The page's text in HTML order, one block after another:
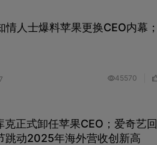
人士爆料苹果更换CEO内幕；
45570
正式卸任苹果CEO；爱奇艺回
跳动2025年海外营收创新高